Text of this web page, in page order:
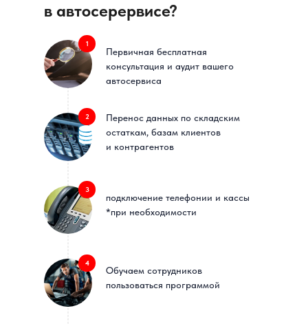
в автосерервисе?
Первичная бесплатная
консультация и аудит вашего
автосервиса
Перенос данных по складским
остаткам, базам клиентов
и контрагентов
подключение телефонии и кассы
*при необходимости
Обучаем сотрудников
пользоваться программой
1
2
3
4